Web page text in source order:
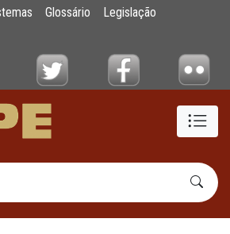
nº 016/2016
Glossário
Legislação